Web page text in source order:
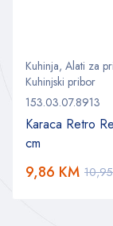
Kuhinja, Alati za
Kuhinjski pribor
153.03.07.8913
Karaca Retro
cm
9,86 KM